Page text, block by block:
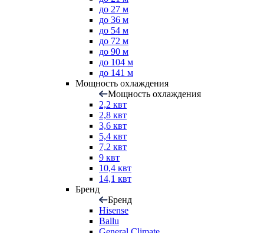
до 27 м
до 36 м
до 54 м
до 72 м
до 90 м
до 104 м
до 141 м
Мощность охлаждения
Мощность охлаждения
2,2 квт
2,8 квт
3,6 квт
5,4 квт
7,2 квт
9 квт
10,4 квт
14,1 квт
Бренд
Бренд
Hisense
Ballu